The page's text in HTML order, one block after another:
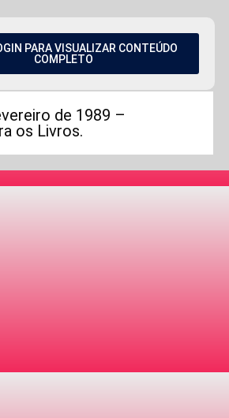
PARA VISUALIZAR CONTEÚDO
COMPLETO
de 1989 –
os Livros.